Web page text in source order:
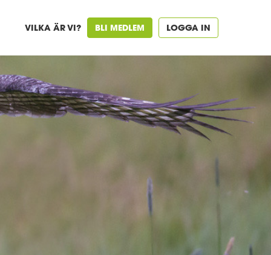
VILKA ÄR VI? BLI MEDLEM LOGGA IN